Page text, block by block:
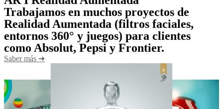
Trabajamos en muchos proyectos de
Realidad Aumentada (filtros faciales,
entornos 360° y juegos) para clientes
como Absolut, Pepsi y Frontier.
Saber más ➜